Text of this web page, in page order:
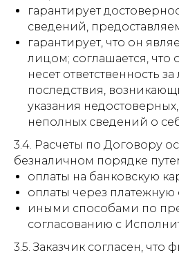
гарантирует
сведений,
гарантирует, что он
лицом; соглашается, что
несет ответственность
последствия,
указания
неполных сведений о
3.4. Расчеты по Договору
безналичном порядке
оплаты на банковскую
оплаты через платежную
иными способами по
согласованию с
3.5. Заказчик согласен, что